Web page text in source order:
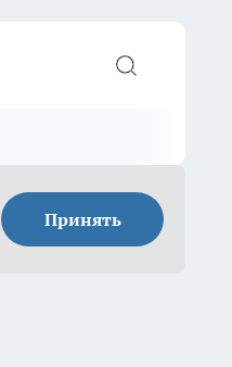
Принять